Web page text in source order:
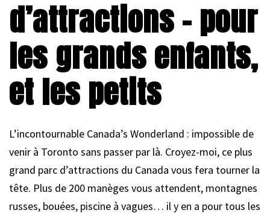
d’attractions – pour
les grands enfants,
et les petits
L’incontournable Canada’s Wonderland : impossible de
venir à Toronto sans passer par là. Croyez-moi, ce plus
grand parc d’attractions du Canada vous fera tourner la
tête. Plus de 200 manèges vous attendent, montagnes
russes, bouées, piscine à vagues… il y en a pour tous les